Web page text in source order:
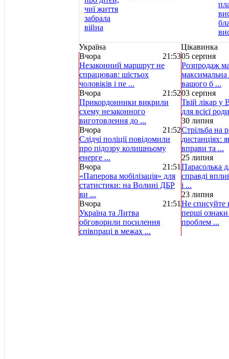
Україна
Цікавинка
Вчора
21:53
Незаконний маршрут не
спрацював: шістьох
чоловіків і пе ...
Вчора
21:52
Прикордонники викрили
схему незаконного
виготовлення до ...
Вчора
21:52
Слідчі поліції повідомили
про підозру колишньому
енерге ...
Вчора
21:51
«Паперова мобілізація» для
статистики: на Волині ДБР
ви ...
Вчора
21:51
Україна та Литва
обговорили посилення
співпраці в межах ...
05 серпня
Розпродаж
максимальна
вашого б ...
03 серпня
Твій лікар у
для всієї
30 липня
Стрільба на
дистанціях:
вправи та ...
25 липня
Парасолька
справді
і ...
23 липня
Не списуйте
перші
проблем ...